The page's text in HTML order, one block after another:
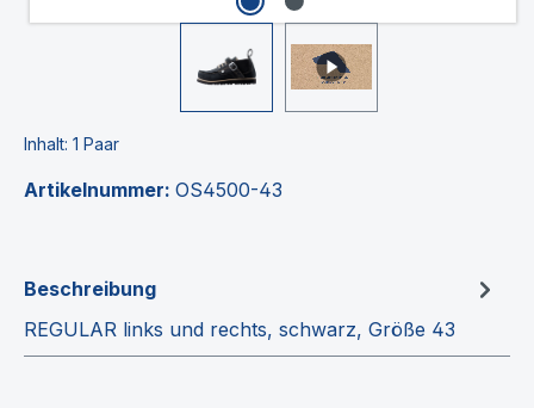
Inhalt: 1 Paar
Artikelnummer: OS4500-43
Beschreibung
REGULAR links und rechts, schwarz, Größe 43